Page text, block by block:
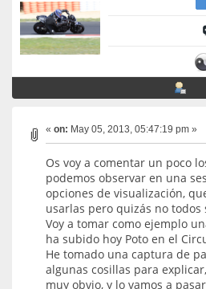
« on: May 05, 2013, 05:47:19 pm »
Os voy a comentar un poco
podemos observar en una
opciones de visualización,
usarlas pero quizás no todos
Voy a tomar como ejemplo
ha subido hoy Poto en el
He tomado una captura de
algunas cosillas para
muy obvio, y lo vamos a